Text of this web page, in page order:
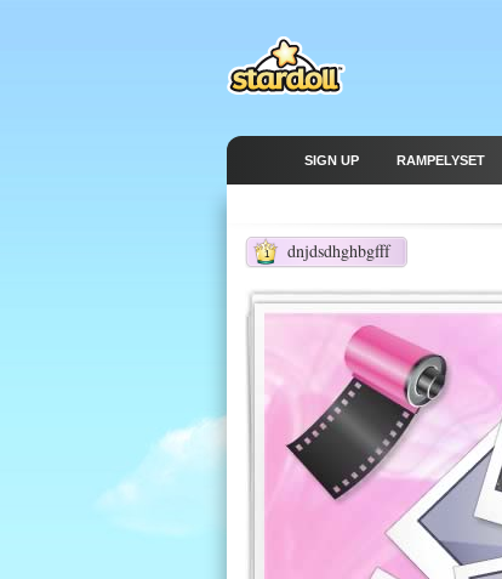
SIGN UP RAMPELYSET
dnjdsdhghbgfff
1